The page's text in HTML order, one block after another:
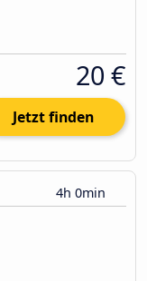
20 €
Jetzt finden
4h 0min